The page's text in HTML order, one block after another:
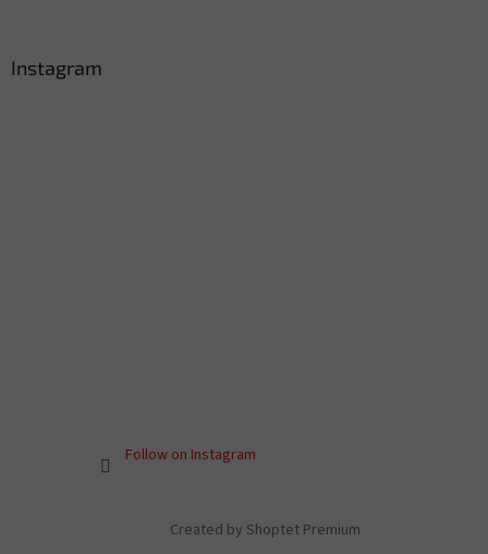
Instagram
Follow on Instagram
Created by Shoptet Premium